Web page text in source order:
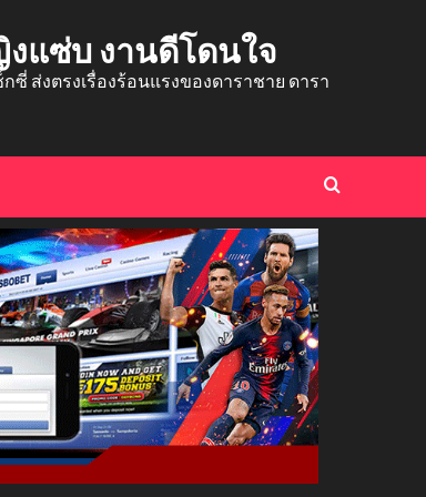
แซ่บ งานดีโดนใจ
ส่งตรงเรื่องร้อนแรงของดาราชาย ดารา